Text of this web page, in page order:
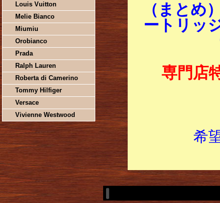
Louis Vuitton
Melie Bianco
Miumiu
Orobianco
Prada
Ralph Lauren
Roberta di Camerino
Tommy Hilfiger
Versace
Vivienne Westwood
（まとめ
ートリッ
専門店
希